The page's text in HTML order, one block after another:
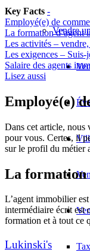
Vendre
Key Facts -
Employé(e) de
La formation d’agent
Les activités –
Les exigences – Suis-
Salaire des agents
Lisez aussi
Employé(e)
Dans cet article, nous
pour vous. Certes, il
sur le profil du métier
La formation
L’agent immobilier
intermédiaire écrit est
formation et à tout ce
Lukinski's